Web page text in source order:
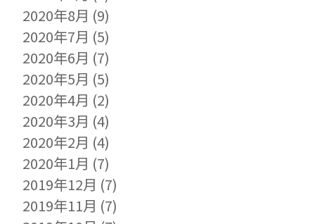
2020年8月 (9)
2020年7月 (5)
2020年6月 (7)
2020年5月 (5)
2020年4月 (2)
2020年3月 (4)
2020年2月 (4)
2020年1月 (7)
2019年12月 (7)
2019年11月 (7)